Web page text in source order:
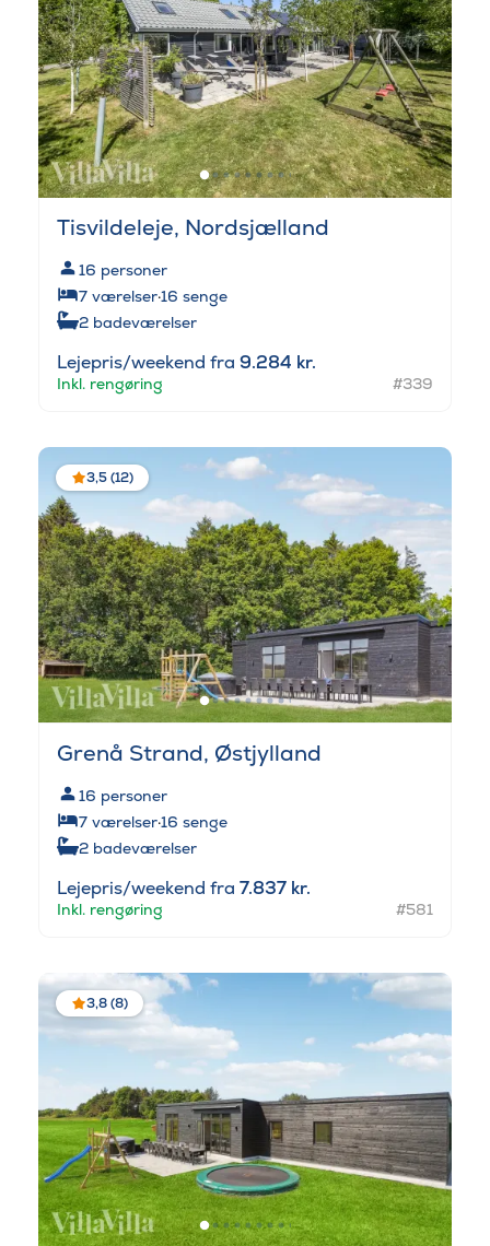
Tisvildeleje, Nordsjælland
16 personer
7 værelser·16 senge
2 badeværelser
Lejepris/weekend fra 9.284 kr.
Inkl. rengøring #339
3,5 (12)
Grenå Strand, Østjylland
16 personer
7 værelser·16 senge
2 badeværelser
Lejepris/weekend fra 7.837 kr.
Inkl. rengøring #581
3,8 (8)